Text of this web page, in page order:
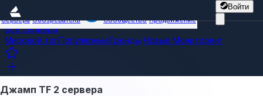
Войти
Сервера Обозреватель Сообщество Продвижение
Все сервера
Мировой топПопулярныеТренды Новые Мониторинг
Джамп TF 2 сервера